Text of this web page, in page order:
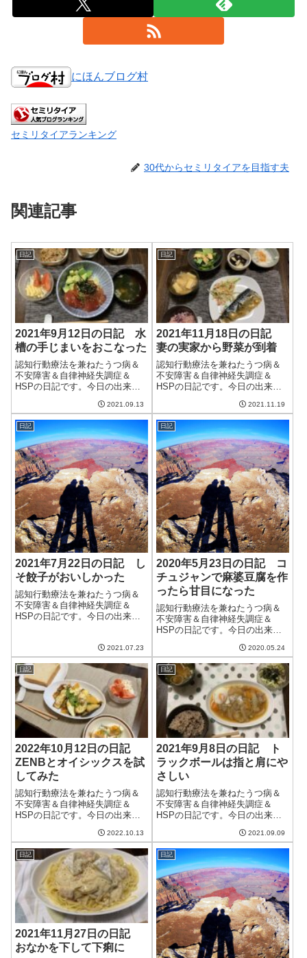
にほんブログ村
セミリタイアランキング
30代からセミリタイアを目指す夫
関連記事
日記
2021年9月12日の日記 水
槽の手じまいをおこなった
認知行動療法を兼ねたうつ病＆
不安障害＆自律神経失調症＆
HSPの日記です。今日の出来事
温はそれほどでもないのだが、
とにかく湿度が高くて過ごしづ
らい。家のなかでちょっと動く
と汗ばむ感じ。秋らしさはまだ
遠そうだ。午前中...
2021.09.13
日記
2021年11月18日の日記
妻の実家から野菜が到着
認知行動療法を兼ねたうつ病＆
不安障害＆自律神経失調症＆
HSPの日記です。今日の出来事
だ、気温は低く、今年初めて妻
がいるときにエアコンをつけ
た。体が一番大事なので、ケチ
ケチせずに使っていきたい。朝
は妻と二人でゴミを...
2021.11.19
日記
2021年7月22日の日記 し
そ餃子がおいしかった
認知行動療法を兼ねたうつ病＆
不安障害＆自律神経失調症＆
HSPの日記です。今日の出来事
った。家の中にいる分にはクー
ラーをつけているので涼しいの
だけど、一歩外に出るとまさに
真夏。セミも盛大...
2021.07.23
日記
2020年5月23日の日記 コ
チュジャンで麻婆豆腐を作
ったら甘目になった
認知行動療法を兼ねたうつ病＆
不安障害＆自律神経失調症＆
HSPの日記です。今日の出来事
のことだったが、実際には少し
晴れ間が見えた。久しぶりの青
空は気持ちがいい。いつも飲む
寝る前30分前に飲み忘れたこと
もありベルソム...
2020.05.24
日記
2022年10月12日の日記
ZENBとオイシックスを試
してみた
認知行動療法を兼ねたうつ病＆
不安障害＆自律神経失調症＆
HSPの日記です。今日の出来事
雨が降り肌寒かった。そのせい
か相変わらず夫は午前中の調子
が悪い。季節の変わり目だから
しょうがないのかもだけど。昨
晩はどうにもだる...
2022.10.13
日記
2021年9月8日の日記 ト
ラックボールは指と肩にや
さしい
認知行動療法を兼ねたうつ病＆
不安障害＆自律神経失調症＆
HSPの日記です。今日の出来事
時々明るくはなるし、雨は降ら
ないのだけど、肌寒いほど涼し
い。再び暑くなるのは金曜から
になったらしい。これだけ涼し
いのに慣れてしま...
2021.09.09
日記
2021年11月27日の日記
おなかを下して下痢に
日記